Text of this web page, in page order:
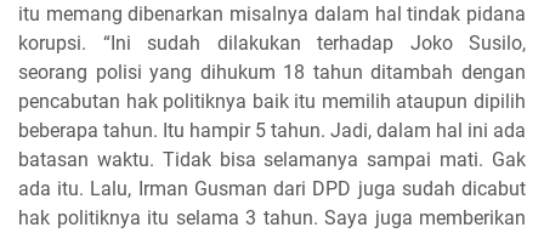
itu memang dibenarkan misalnya dalam hal tindak pidana
korupsi. “Ini sudah dilakukan terhadap Joko Susilo,
seorang polisi yang dihukum 18 tahun ditambah dengan
pencabutan hak politiknya baik itu memilih ataupun dipilih
beberapa tahun. Itu hampir 5 tahun. Jadi, dalam hal ini ada
batasan waktu. Tidak bisa selamanya sampai mati. Gak
ada itu. Lalu, Irman Gusman dari DPD juga sudah dicabut
hak politiknya itu selama 3 tahun. Saya juga memberikan